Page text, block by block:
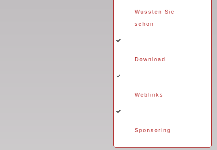
Wussten Sie
schon
Download
Weblinks
Sponsoring